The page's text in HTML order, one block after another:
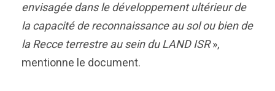
envisagée dans le développement ultérieur de
la capacité de reconnaissance au sol ou bien de
la Recce terrestre au sein du LAND ISR»,
mentionne le document.